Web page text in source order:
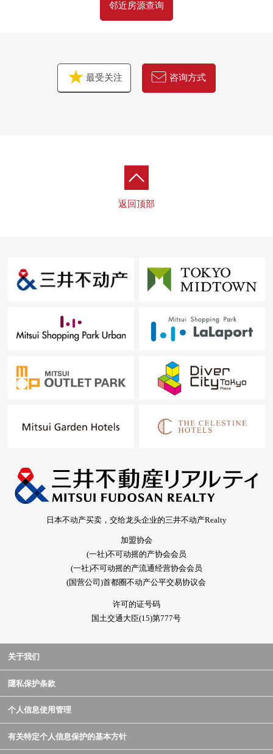
[交换]厨房，浴室，洗脸，厕所，门，照明，热水供应
邻近房源查询
最受关注 咨询方式
返回顶部
日本不动产买卖，交给龙头企业的三井不动产Realty
加盟协会
(一社)不可动摇的产协会会员
(一社)不可动摇的产流通经营协会会员
(国营公司)首都圈不动产公平交易协议会
许可的证号码
国土交通大臣(15)第777号
关于我们
隱私保护条款
个人信息使用管理
有关特定个人信息保护的基本方针